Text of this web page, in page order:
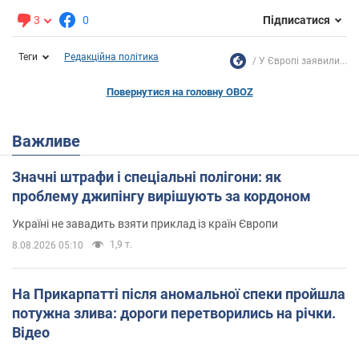
3 0 Підписатися
Теги Редакційна політика У Європі заявили...
Повернутися на головну OBOZ
Важливе
Значні штрафи і спеціальні полігони: як
проблему джипінгу вирішують за кордоном
Україні не завадить взяти приклад із країн Європи
8.08.2026 05:10 1,9 т.
На Прикарпатті після аномальної спеки пройшла
потужна злива: дороги перетворились на річки.
Відео